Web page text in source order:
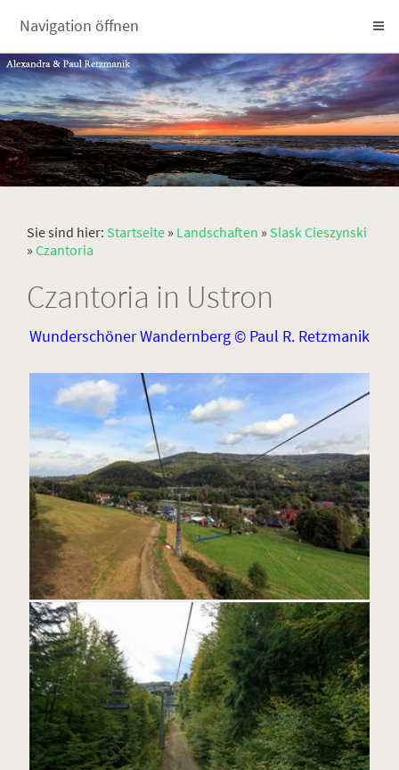
Navigation öffnen
Sie sind hier: Startseite » Landschaften » Slask Cieszynski
» Czantoria
Czantoria in Ustron
Wunderschöner Wandernberg © Paul R. Retzmanik